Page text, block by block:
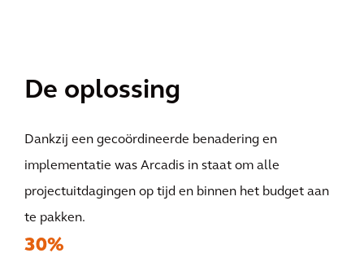
De oplossing
Dankzij een gecoördineerde benadering en
implementatie was Arcadis in staat om alle
projectuitdagingen op tijd en binnen het budget aan
te pakken.
30%